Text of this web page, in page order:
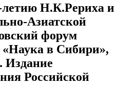
Н.К.Рериха и
Азиатской
форум
в Сибири»,
Издание
Российской